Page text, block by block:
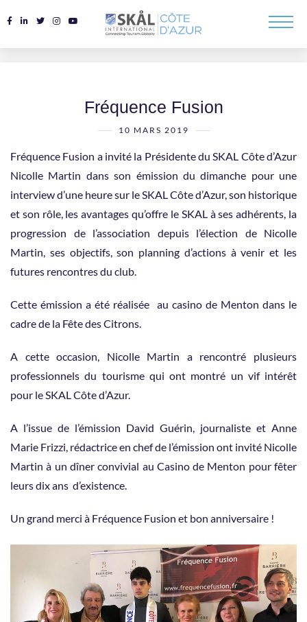
Fréquence Fusion
10 MARS 2019
Fréquence Fusion a invité la Présidente du SKAL Côte d’Azur
Nicolle Martin dans son émission du dimanche pour une
interview d’une heure sur le SKAL Côte d’Azur, son historique
et son rôle, les avantages qu’offre le SKAL à ses adhérents, la
progression de l’association depuis l’élection de Nicolle
Martin, ses objectifs, son planning d’actions à venir et les
futures rencontres du club.
Cette émission a été réalisée au casino de Menton dans le
cadre de la Fête des Citrons.
A cette occasion, Nicolle Martin a rencontré plusieurs
professionnels du tourisme qui ont montré un vif intérêt
pour le SKAL Côte d’Azur.
A l’issue de l’émission David Guérin, journaliste et Anne
Marie Frizzi, rédactrice en chef de l’émission ont invité Nicolle
Martin à un dîner convivial au Casino de Menton pour fêter
leurs dix ans d’existence.
Un grand merci à Fréquence Fusion et bon anniversaire !